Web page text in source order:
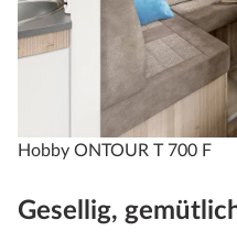
Hobby ONTOUR T 700 F
Gesellig,